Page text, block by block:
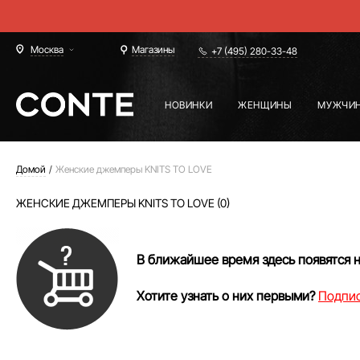
Москва Магазины +7 (495) 280-33-48
НОВИНКИ ЖЕНЩИНЫ
Домой Женские джемперы KNITS TO LOVE
ЖЕНСКИЕ ДЖЕМПЕРЫ KNITS TO LOVE (0)
В ближайшее время здесь появятся
Хотите узнать о них первыми?